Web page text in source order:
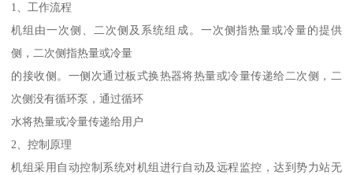
1、工作流程
机组由一次侧、二次侧及系统组成。一次侧指热量或冷量的提供
侧，二次侧指热量或冷量
的接收侧。一侧次通过板式换热器将热量或冷量传递给二次侧，二
次侧没有循环泵，通过循环
水将热量或冷量传递给用户
2、控制原理
机组采用自动控制系统对机组进行自动及远程监控，达到势力站无